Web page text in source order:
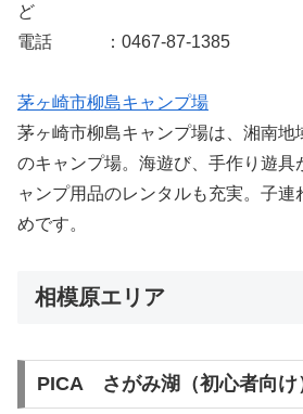
ど
電話 ：0467-87-1385
茅ヶ崎市柳島キャンプ場
茅ヶ崎市柳島キャンプ場は、湘南地
のキャンプ場。海遊び、手作り遊具
ャンプ用品のレンタルも充実。子連
めです。
相模原エリア
PICA さがみ湖（初心者向け